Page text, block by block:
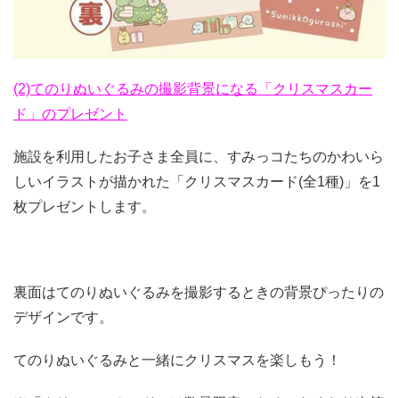
(2)てのりぬいぐるみの撮影背景になる「クリスマスカー
ド」のプレゼント
施設を利用したお子さま全員に、すみっコたちのかわいら
しいイラストが描かれた「クリスマスカード(全1種)」を1
枚プレゼントします。
裏面はてのりぬいぐるみを撮影するときの背景ぴったりの
デザインです。
てのりぬいぐるみと一緒にクリスマスを楽しもう！